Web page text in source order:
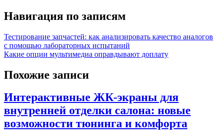
Навигация по записям
Тестирование запчастей: как анализировать качество аналогов
с помощью лабораторных испытаний
Какие опции мультимедиа оправдывают доплату
Похожие записи
Интерактивные ЖК-экраны для
внутренней отделки салона: новые
возможности тюнинга и комфорта